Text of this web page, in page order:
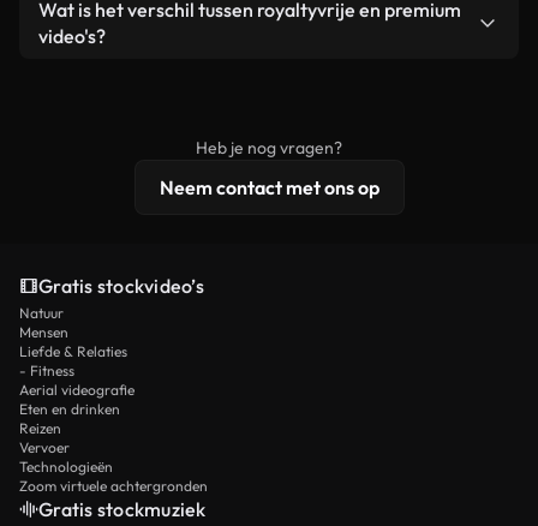
een losstaand product.
remixen. Zorg er wel voor dat het eindproduct
Wat is het verschil tussen royaltyvrije en premium
video's?
licentiebescherming omvat.
Heb je nog vragen?
Neem contact met ons op
Gratis stockvideo’s
Natuur
Mensen
Liefde & Relaties
- Fitness
Aerial videografie
Eten en drinken
Reizen
Vervoer
Technologieën
Zoom virtuele achtergronden
Gratis stockmuziek